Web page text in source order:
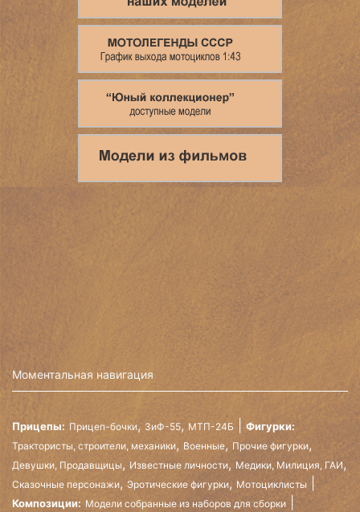
Моментальная навигация
Прицепы: Прицеп-бочки, ЗиФ-55, МТП-24Б Фигурки:
Трактористы, строители, механики, Военные, Прочие фигурки,
Девушки, Продавщицы, Известные личности, Медики, Милиция, ГАИ,
Сказочные персонажи,Эротические фигурки, Мотоциклисты
Композиции: Модели собранные из наборов для сборки